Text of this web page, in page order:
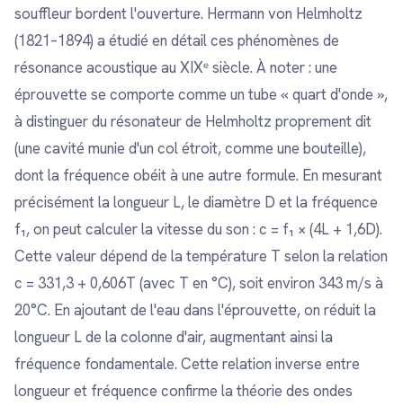
souffleur bordent l'ouverture. Hermann von Helmholtz
(1821–1894) a étudié en détail ces phénomènes de
résonance acoustique au XIXᵉ siècle. À noter : une
éprouvette se comporte comme un tube « quart d'onde »,
à distinguer du résonateur de Helmholtz proprement dit
(une cavité munie d'un col étroit, comme une bouteille),
dont la fréquence obéit à une autre formule. En mesurant
précisément la longueur L, le diamètre D et la fréquence
f₁, on peut calculer la vitesse du son : c = f₁ × (4L + 1,6D).
Cette valeur dépend de la température T selon la relation
c = 331,3 + 0,606T (avec T en °C), soit environ 343 m/s à
20°C. En ajoutant de l'eau dans l'éprouvette, on réduit la
longueur L de la colonne d'air, augmentant ainsi la
fréquence fondamentale. Cette relation inverse entre
longueur et fréquence confirme la théorie des ondes